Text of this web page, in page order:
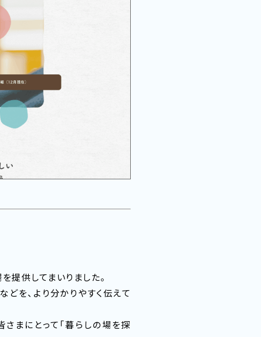
提供してまいりました。
を、より分かりやすく伝えて
まにとって「暮らしの場を探